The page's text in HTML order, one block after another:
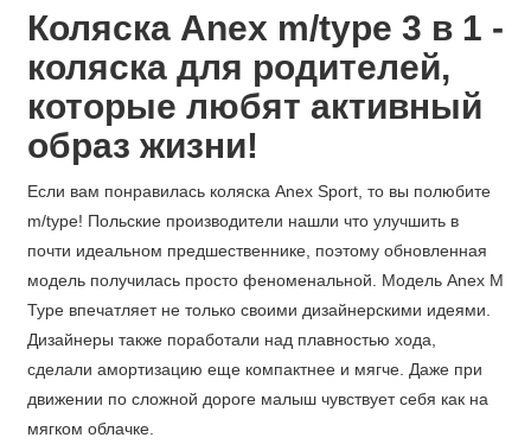
Коляска Anex m/type 3 в 1 -
коляска для родителей,
которые любят активный
образ жизни!
Если вам понравилась коляска Anex Sport, то вы полюбите
m/type! Польские производители нашли что улучшить в
почти идеальном предшественнике, поэтому обновленная
модель получилась просто феноменальной. Модель Anex M
Type впечатляет не только своими дизайнерскими идеями.
Дизайнеры также поработали над плавностью хода,
сделали амортизацию еще компактнее и мягче. Даже при
движении по сложной дороге малыш чувствует себя как на
мягком облачке.